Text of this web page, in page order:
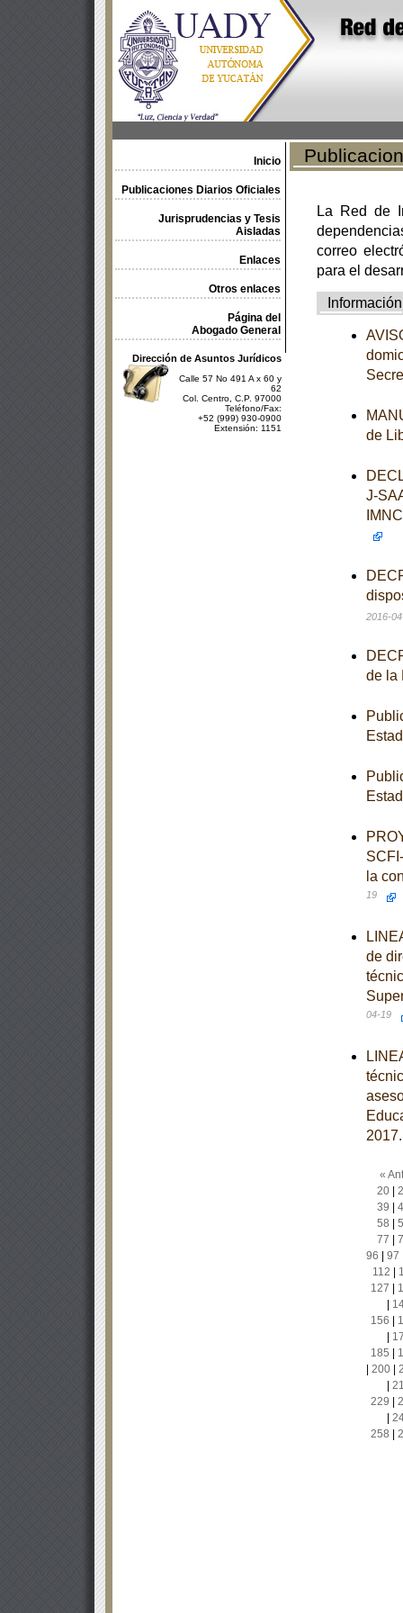
Inicio
Publicaciones Diarios Oficiales
Jurisprudencias y Tesis
Aisladas
Enlaces
Otros enlaces
Página del
Abogado General
Dirección de Asuntos Jurídicos
Calle 57 No 491 A x 60 y
62
Col. Centro, C.P. 97000
Teléfono/Fax:
+52 (999) 930-0900
Extensión: 1151
La Red de
correo
para el
Información
de
J-
2016-
de la
la
19
de
04-19
«
20|
39
58
77
96
97
112
127
156
185
200|
229
258